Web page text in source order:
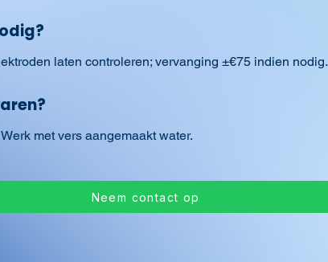
laten controleren; vervanging ±€75 indien nodig.
met vers aangemaakt water.
Neem contact op